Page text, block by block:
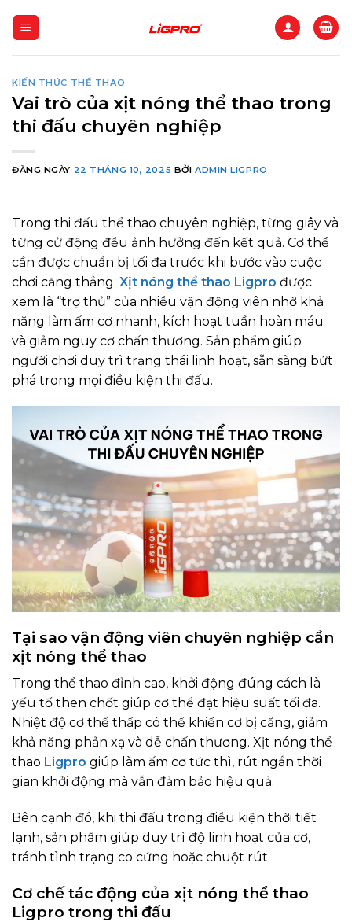
qua
KIẾN THỨC THỂ THAO
Vai trò của xịt nóng thể thao trong
thi đấu chuyên nghiệp
ĐĂNG NGÀY 22 THÁNG 10, 2025 BỞI ADMIN LIGPRO
Trong thi đấu thể thao chuyên nghiệp, từng giây và
từng cử động đều ảnh hưởng đến kết quả. Cơ thể
cần được chuẩn bị tối đa trước khi bước vào cuộc
chơi căng thẳng. Xịt nóng thể thao Ligpro được
xem là “trợ thủ” của nhiều vận động viên nhờ khả
năng làm ấm cơ nhanh, kích hoạt tuần hoàn máu
và giảm nguy cơ chấn thương. Sản phẩm giúp
người chơi duy trì trạng thái linh hoạt, sẵn sàng bứt
phá trong mọi điều kiện thi đấu.
Tại sao vận động viên chuyên nghiệp cần
xịt nóng thể thao
Trong thể thao đỉnh cao, khởi động đúng cách là
yếu tố then chốt giúp cơ thể đạt hiệu suất tối đa.
Nhiệt độ cơ thể thấp có thể khiến cơ bị căng, giảm
khả năng phản xạ và dễ chấn thương. Xịt nóng thể
thao Ligpro giúp làm ấm cơ tức thì, rút ngắn thời
gian khởi động mà vẫn đảm bảo hiệu quả.
Bên cạnh đó, khi thi đấu trong điều kiện thời tiết
lạnh, sản phẩm giúp duy trì độ linh hoạt của cơ,
tránh tình trạng co cứng hoặc chuột rút.
Cơ chế tác động của xịt nóng thể thao
Ligpro trong thi đấu